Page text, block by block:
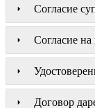
Согласие
Согласие на
Договор